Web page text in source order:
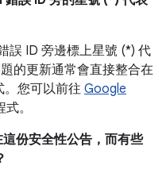
誤 ID 旁邊標上星號 (*) 代
的更新通常會直接整合在
。您可以前往 Google
。
份安全性公告，而有些